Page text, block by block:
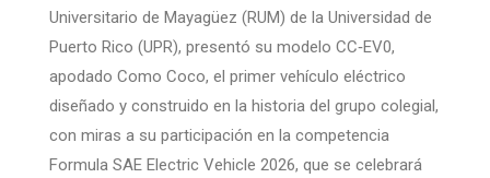
Universitario de Mayagüez (RUM) de la Universidad de
Puerto Rico (UPR), presentó su modelo CC‑EV0,
apodado Como Coco, el primer vehículo eléctrico
diseñado y construido en la historia del grupo colegial,
con miras a su participación en la competencia
Formula SAE Electric Vehicle 2026, que se celebrará